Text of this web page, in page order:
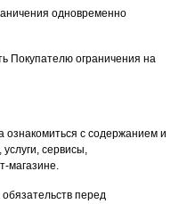
одновременно
Покупателю ограничения на
ознакомиться с содержанием и
сервисы,
магазине.
перед